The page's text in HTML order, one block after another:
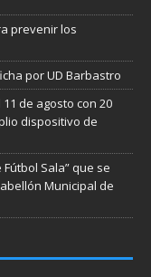
prevenir los
por UD Barbastro
de agosto con 20
dispositivo de
Sala” que se
Municipal de